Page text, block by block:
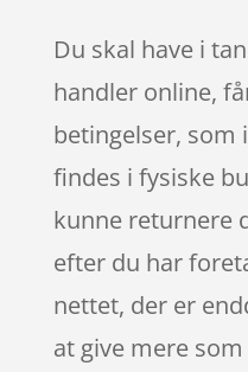
Du skal have i
handler online,
betingelser, som
findes i fysiske
kunne returnere
efter du har
nettet, der er
at give mere